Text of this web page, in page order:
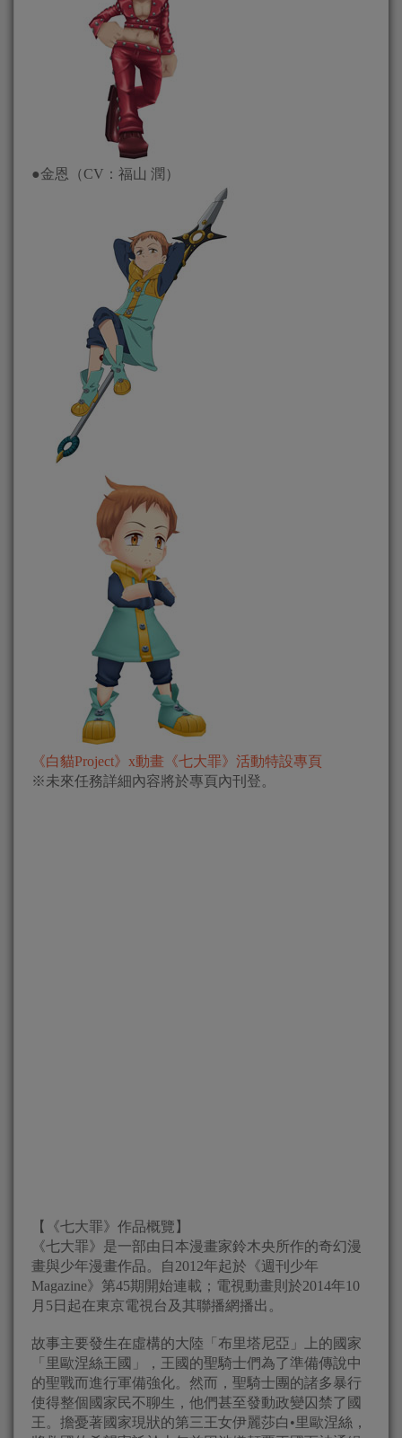
●金恩（CV：福山 潤）
《白貓Project》x動畫《七大罪》活動特設專頁
※未來任務詳細內容將於專頁內刊登。
【《七大罪》作品概覽】
《七大罪》是一部由日本漫畫家鈴木央所作的奇幻漫
畫與少年漫畫作品。自2012年起於《週刊少年
Magazine》第45期開始連載；電視動畫則於2014年10
月5日起在東京電視台及其聯播網播出。
故事主要發生在虛構的大陸「布里塔尼亞」上的國家
「里歐涅絲王國」，王國的聖騎士們為了準備傳說中
的聖戰而進行軍備強化。然而，聖騎士團的諸多暴行
使得整個國家民不聊生，他們甚至發動政變囚禁了國
王。擔憂著國家現狀的第三王女伊麗莎白•里歐涅絲，